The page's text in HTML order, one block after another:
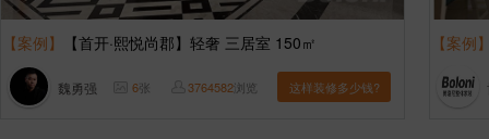
【案例】 【首开·熙悦尚郡】轻奢 三居室 150㎡
魏勇强 6张 3764582浏览 这样装修多少钱?
【案例